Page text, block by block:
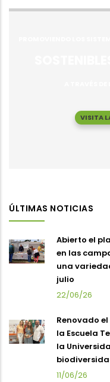
VISITA
ÚLTIMAS NOTICIAS
Abierto el
en las
una
julio
22/06/26
Renovado
la Escuela
la
11/06/26